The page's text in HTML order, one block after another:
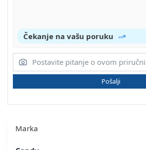
Čekanje na vašu poruku
Pošalji
Marka